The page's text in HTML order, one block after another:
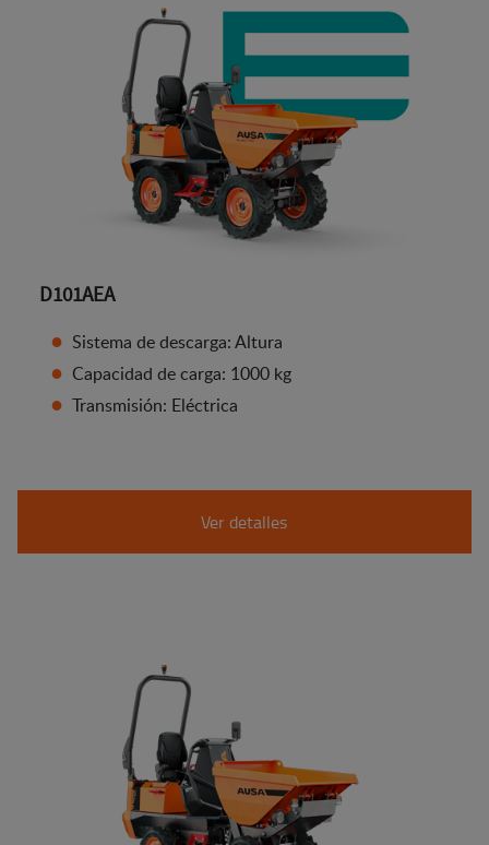
D101AEA
Sistema de descarga: Altura
Capacidad de carga: 1000 kg
Transmisión: Eléctrica
Ver detalles